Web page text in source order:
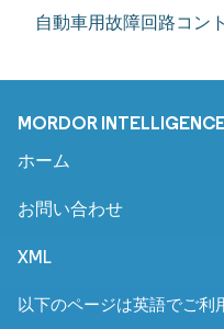
自動車用故障回路コン
MORDOR
ホーム
お問い合わせ
XML
以下のページは英語でご利